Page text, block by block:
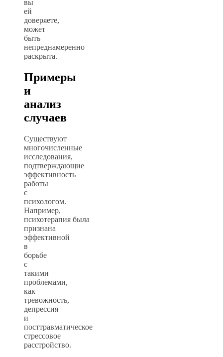
вы
ей
доверяете,
может
быть
непреднамеренно
раскрыта.
Примеры
и
анализ
случаев
Существуют
многочисленные
исследования,
подтверждающие
эффективность
работы
с
психологом.
Например,
психотерапия была
признана
эффективной
в
борьбе
с
такими
проблемами,
как
тревожность,
депрессия
и
посттравматическое
стрессовое
расстройство.